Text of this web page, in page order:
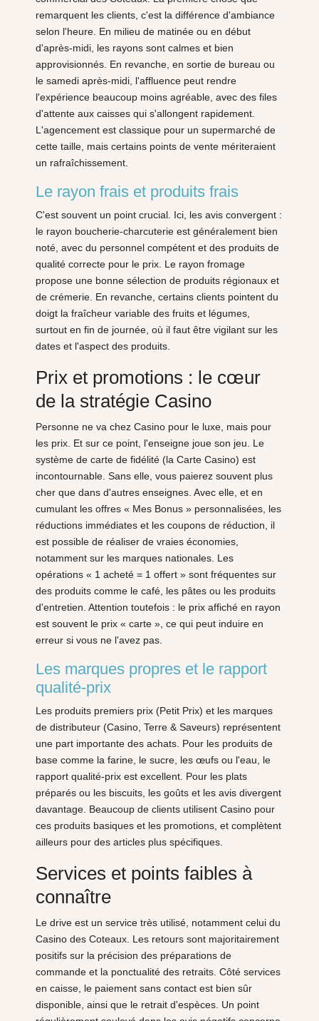
remarquent les clients, c'est la différence d'ambiance
selon l'heure. En milieu de matinée ou en début
d'après-midi, les rayons sont calmes et bien
approvisionnés. En revanche, en sortie de bureau ou
le samedi après-midi, l'affluence peut rendre
l'expérience beaucoup moins agréable, avec des files
d'attente aux caisses qui s'allongent rapidement.
L'agencement est classique pour un supermarché de
cette taille, mais certains points de vente mériteraient
un rafraîchissement.
Le rayon frais et produits frais
C'est souvent un point crucial. Ici, les avis convergent :
le rayon boucherie-charcuterie est généralement bien
noté, avec du personnel compétent et des produits de
qualité correcte pour le prix. Le rayon fromage
propose une bonne sélection de produits régionaux et
de crémerie. En revanche, certains clients pointent du
doigt la fraîcheur variable des fruits et légumes,
surtout en fin de journée, où il faut être vigilant sur les
dates et l'aspect des produits.
Prix et promotions : le cœur
de la stratégie Casino
Personne ne va chez Casino pour le luxe, mais pour
les prix. Et sur ce point, l'enseigne joue son jeu. Le
système de carte de fidélité (la Carte Casino) est
incontournable. Sans elle, vous paierez souvent plus
cher que dans d'autres enseignes. Avec elle, et en
cumulant les offres « Mes Bonus » personnalisées, les
réductions immédiates et les coupons de réduction, il
est possible de réaliser de vraies économies,
notamment sur les marques nationales. Les
opérations « 1 acheté = 1 offert » sont fréquentes sur
des produits comme le café, les pâtes ou les produits
d'entretien. Attention toutefois : le prix affiché en rayon
est souvent le prix « carte », ce qui peut induire en
erreur si vous ne l'avez pas.
Les marques propres et le rapport
qualité-prix
Les produits premiers prix (Petit Prix) et les marques
de distributeur (Casino, Terre & Saveurs) représentent
une part importante des achats. Pour les produits de
base comme la farine, le sucre, les œufs ou l'eau, le
rapport qualité-prix est excellent. Pour les plats
préparés ou les biscuits, les goûts et les avis divergent
davantage. Beaucoup de clients utilisent Casino pour
ces produits basiques et les promotions, et complètent
ailleurs pour des articles plus spécifiques.
Services et points faibles à
connaître
Le drive est un service très utilisé, notamment celui du
Casino des Coteaux. Les retours sont majoritairement
positifs sur la précision des préparations de
commande et la ponctualité des retraits. Côté services
en caisse, le paiement sans contact est bien sûr
disponible, ainsi que le retrait d'espèces. Un point